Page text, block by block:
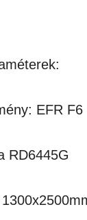
EFR F6
RD6445G